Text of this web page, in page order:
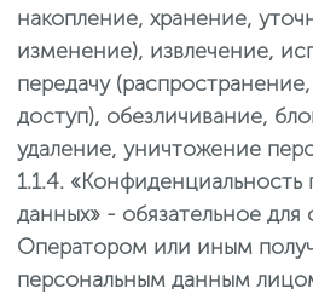
накопление, хранение,
изменение), извлечение,
передачу
доступ), обезличивание,
удаление, уничтожение
1.1.4. «Конфиденциальность
данных» - обязательное
Оператором или иным
персональным данным